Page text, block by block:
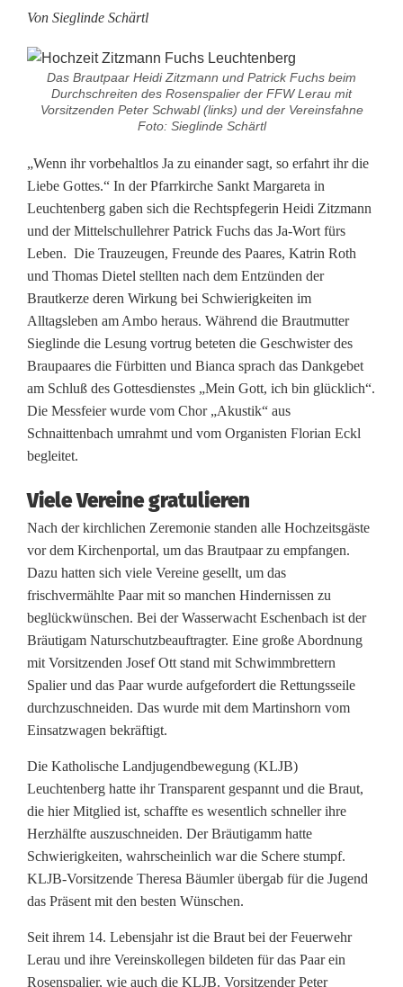
L
i
e
h
ö
r
t
n
i
e
m
a
l
s
a
u
f
:
H
e
i
d
i
u
n
d
P
Von Sieglinde Schärtl
Das Brautpaar Heidi Zitzmann und Patrick Fuchs beim
Durchschreiten des Rosenspalier der FFW Lerau mit
Vorsitzenden Peter Schwabl (links) und der Vereinsfahne
Foto: Sieglinde Schärtl
„Wenn ihr vorbehaltlos Ja zu einander sagt, so erfahrt ihr die
Liebe Gottes.“ In der Pfarrkirche Sankt Margareta in
Leuchtenberg gaben sich die Rechtspfegerin Heidi Zitzmann
und der Mittelschullehrer Patrick Fuchs das Ja-Wort fürs
Leben. Die Trauzeugen, Freunde des Paares, Katrin Roth
und Thomas Dietel stellten nach dem Entzünden der
Brautkerze deren Wirkung bei Schwierigkeiten im
Alltagsleben am Ambo heraus. Während die Brautmutter
Sieglinde die Lesung vortrug beteten die Geschwister des
Braupaares die Fürbitten und Bianca sprach das Dankgebet
am Schluß des Gottesdienstes „Mein Gott, ich bin glücklich“.
Die Messfeier wurde vom Chor „Akustik“ aus
Schnaittenbach umrahmt und vom Organisten Florian Eckl
begleitet.
Viele Vereine gratulieren
Nach der kirchlichen Zeremonie standen alle Hochzeitsgäste
vor dem Kirchenportal, um das Brautpaar zu empfangen.
Dazu hatten sich viele Vereine gesellt, um das
frischvermählte Paar mit so manchen Hindernissen zu
beglückwünschen. Bei der Wasserwacht Eschenbach ist der
Bräutigam Naturschutzbeauftragter. Eine große Abordnung
mit Vorsitzenden Josef Ott stand mit Schwimmbrettern
Spalier und das Paar wurde aufgefordert die Rettungsseile
durchzuschneiden. Das wurde mit dem Martinshorn vom
Einsatzwagen bekräftigt.
Die Katholische Landjugendbewegung (KLJB)
Leuchtenberg hatte ihr Transparent gespannt und die Braut,
die hier Mitglied ist, schaffte es wesentlich schneller ihre
Herzhälfte auszuschneiden. Der Bräutigamm hatte
Schwierigkeiten, wahrscheinlich war die Schere stumpf.
KLJB-Vorsitzende Theresa Bäumler übergab für die Jugend
das Präsent mit den besten Wünschen.
Seit ihrem 14. Lebensjahr ist die Braut bei der Feuerwehr
Lerau und ihre Vereinskollegen bildeten für das Paar ein
Rosenspalier, wie auch die KLJB. Vorsitzender Peter